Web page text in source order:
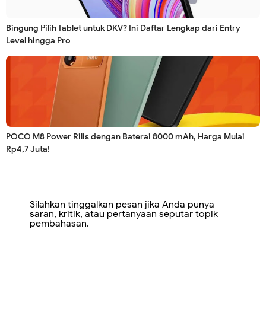
Bingung Pilih Tablet untuk DKV? Ini Daftar Lengkap dari Entry-
Level hingga Pro
POCO M8 Power Rilis dengan Baterai 8000 mAh, Harga Mulai
Rp4,7 Juta!
Silahkan tinggalkan pesan jika Anda punya
saran, kritik, atau pertanyaan seputar topik
pembahasan.